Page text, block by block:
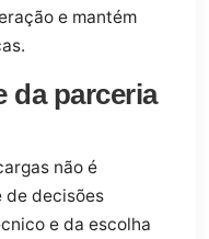
e mantém
da parceria
não é
de decisões
e da escolha